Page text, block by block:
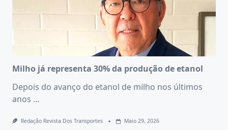
Milho já representa 30% da produção de etanol
Depois do avanço do etanol de milho nos últimos
anos ...
Redação Revista Dos Transportes Maio 29, 2026